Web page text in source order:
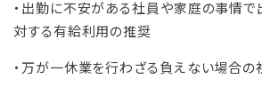
・出勤に不安がある社員や家庭の事情
対する有給利用の推奨
・万が一休業を行わざる負えない場合